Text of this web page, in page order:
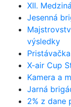
XII.
Jesenná
výsledky
X-air Cup
Kamera a
Jarná
2% z dane